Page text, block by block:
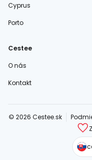
Cyprus
Porto
Cestee
O nás
Kontakt
© 2026 Cestee.sk